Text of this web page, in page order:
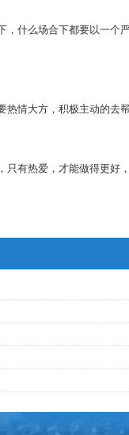
什么场合下都要以一
情大方，积极主动的去
有热爱，才能做得更好